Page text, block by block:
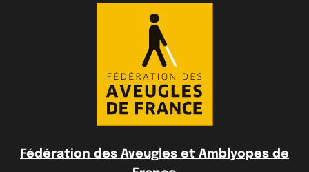
Fédération des Aveugles et Amblyopes de